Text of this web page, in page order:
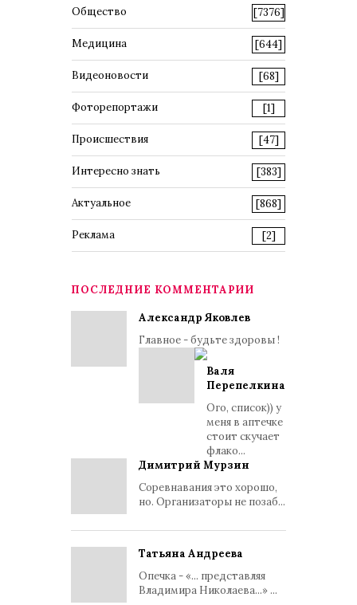
Общество [7376]
Медицина [644]
Видеоновости [68]
Фоторепортажи [1]
Происшествия [47]
Интересно знать [383]
Актуальное [868]
Реклама [2]
ПОСЛЕДНИЕ КОММЕНТАРИИ
Александр Яковлев
Главное - будьте здоровы !
Валя
Перепелкина
Ого, список)) у
меня в аптечке
стоит скучает
флако...
Димитрий Мурзин
Соревнавания это хорошо,
но. Организаторы не позаб...
Татьяна Андреева
Опечка - «... представляя
Владимира Николаева...» ...